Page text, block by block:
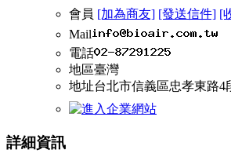
會員 [加為商友] [發送信件] [
Mail
電話
地區臺灣
地址台北市信義區忠孝東路4
詳細資訊